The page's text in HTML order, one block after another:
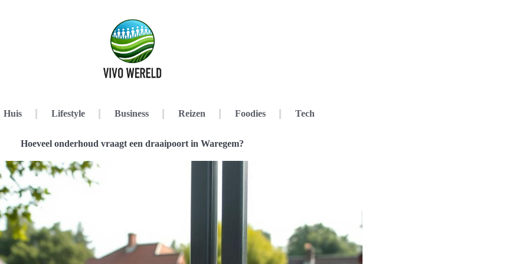
Huis Lifestyle Business Reizen Foodies Tech
Hoeveel onderhoud vraagt een draaipoort in Waregem?